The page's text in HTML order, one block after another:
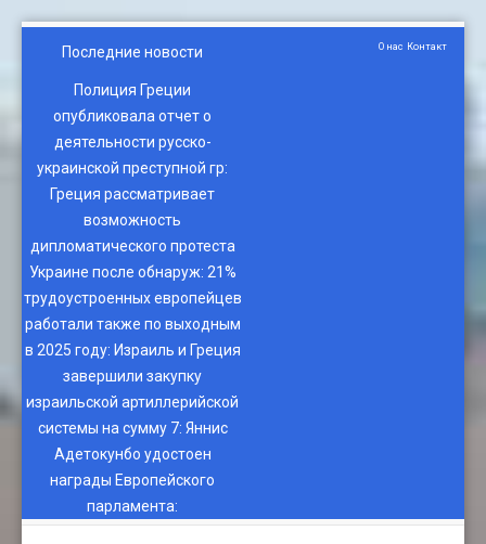
Последние новости
Полиция Греции
опубликовала отчет о
деятельности русско-
украинской преступной гр:
Греция рассматривает
возможность
дипломатического протеста
Украине после обнаруж: 21%
трудоустроенных европейцев
работали также по выходным
в 2025 году: Израиль и Греция
завершили закупку
израильской артиллерийской
системы на сумму 7: Яннис
Адетокунбо удостоен
награды Европейского
парламента:
О нас Контакт